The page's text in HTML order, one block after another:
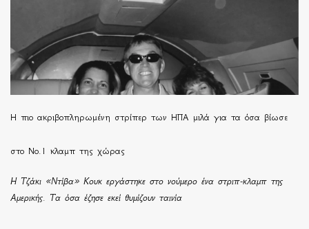
H πιο ακριβοπληρωμένη στρίπερ των ΗΠΑ μιλά για τα όσα βίωσε
στο Νο.1 κλαμπ της χώρας
Η Τζάκι «Ντίβα» Κουκ εργάστηκε στο νούμερο ένα στριπ-κλαμπ της
Αμερικής. Τα όσα έζησε εκεί θυμίζουν ταινία